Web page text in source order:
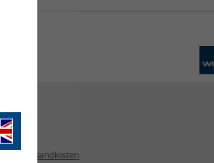
zzgl. Versandkosten